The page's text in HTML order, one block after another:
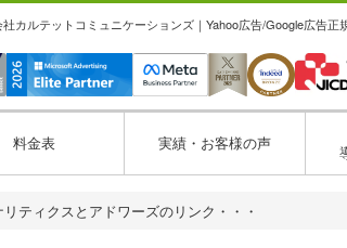
カルテットコミュニケーションズ｜Yahoo広告/Google広告正
料金表 実績・お客様の声
リティクスとアドワーズのリンク・・・